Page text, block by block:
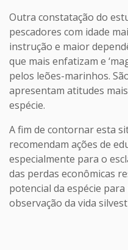
Outra constatação do
pescadores com idade
instrução e maior
que mais enfatizam e
pelos leões-marinhos.
apresentam atitudes
espécie.
A fim de contornar esta
recomendam ações de
especialmente para o
das perdas econômicas
potencial da espécie
observação da vida